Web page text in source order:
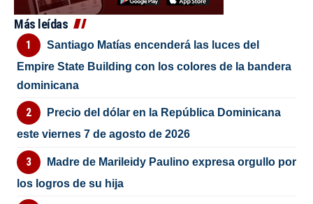
Más leídas
Santiago Matías encenderá las luces del
Empire State Building con los colores de la bandera
dominicana
Precio del dólar en la República Dominicana
este viernes 7 de agosto de 2026
Madre de Marileidy Paulino expresa orgullo por
los logros de su hija